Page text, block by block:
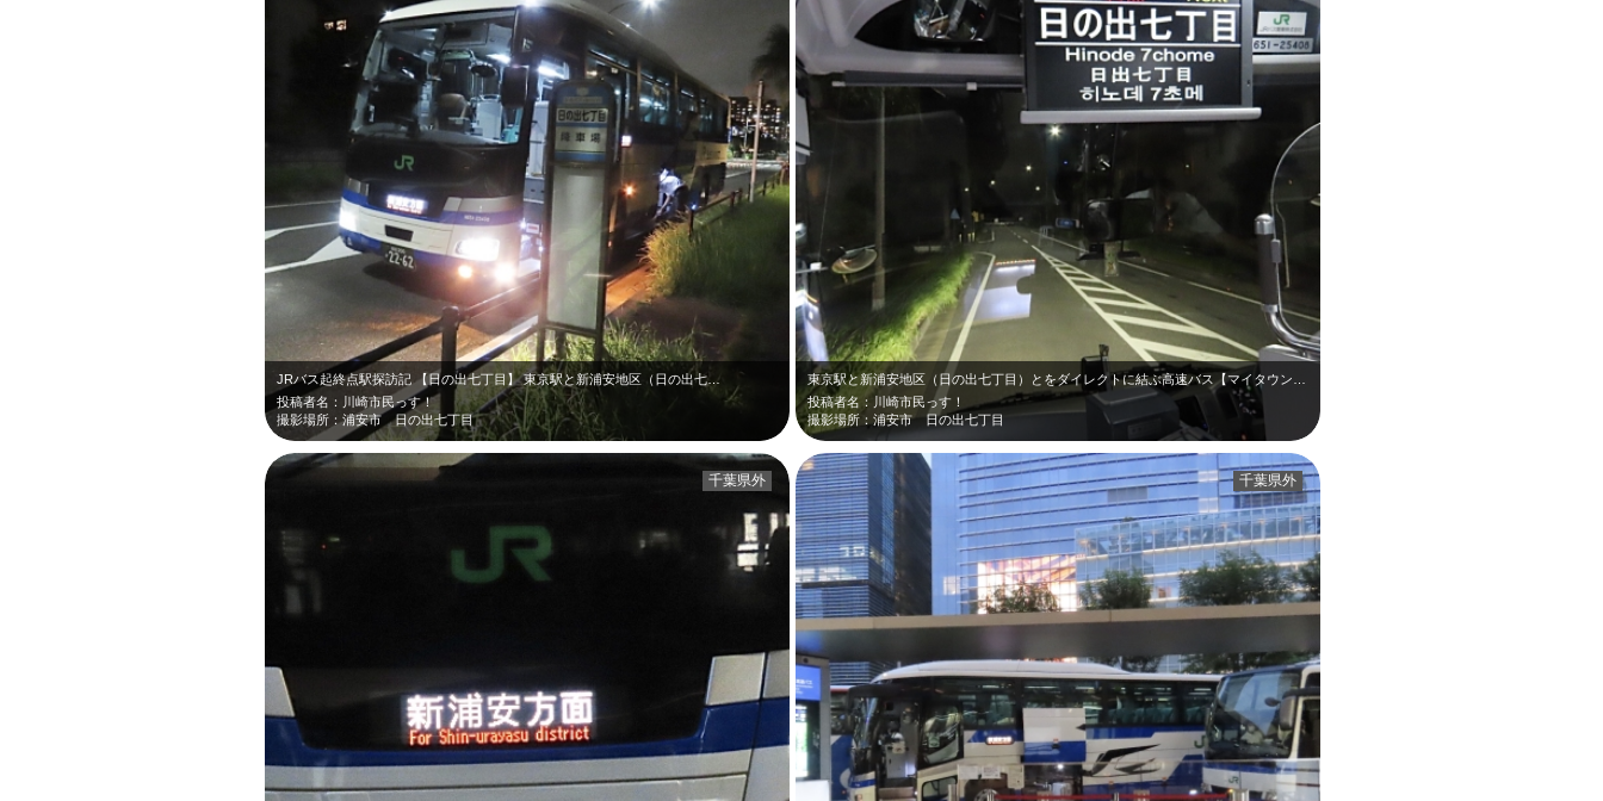
JRバス起終点駅探訪記 【日の出七丁目】 東京駅と新浦安地区（日の出七…
投稿者名：川崎市民っす！
撮影場所：浦安市 日の出七丁目
投稿者名：川崎市民っす！
撮影場所：浦安市 日の出七丁目
千葉県外 千葉県外